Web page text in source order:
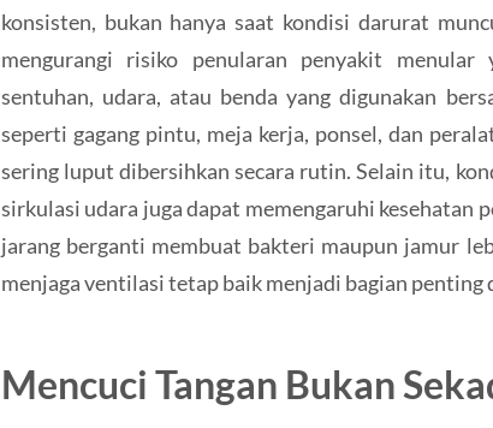
konsisten, bukan hanya saat kondisi darurat
mengurangi risiko penularan penyakit menular
sentuhan, udara, atau benda yang digunakan
seperti gagang pintu, meja kerja, ponsel, dan
sering luput dibersihkan secara rutin. Selain itu,
sirkulasi udara juga dapat memengaruhi kesehatan
jarang berganti membuat bakteri maupun jamur
menjaga ventilasi tetap baik menjadi bagian penting
Mencuci Tangan Bukan